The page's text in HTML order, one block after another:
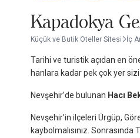
Kapadokya
Küçük ve Butik Oteller Sitesi İç
Tarihi ve turistik açıdan en
hanlara kadar pek çok yer
Nevşehir’de bulunan Hacı
Nevşehir’in ilçeleri Ürgüp,
kaybolmalısınız.